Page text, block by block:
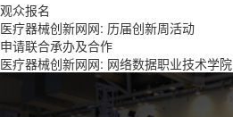
观众报名
医疗器械创新网网: 历届创新周活动
申请联合承办及合作
医疗器械创新网网: 网络数据职业技术学院